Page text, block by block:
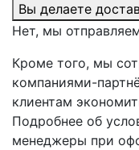
Вы делаете
Нет, мы
Кроме того, мы
компаниями-
клиентам
Подробнее об
менеджеры при